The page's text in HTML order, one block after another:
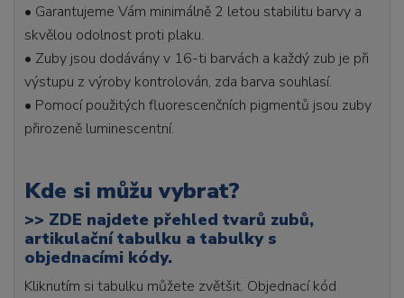
• Garantujeme Vám minimálně 2 letou stabilitu barvy a
skvělou odolnost proti plaku.
• Zuby jsou dodávány v 16-ti barvách a každý zub je při
výstupu z výroby kontrolován, zda barva souhlasí.
• Pomocí použitých fluorescenčních pigmentů jsou zuby
přirozeně luminescentní.
Kde si můžu vybrat?
>> ZDE najdete přehled tvarů zubů,
artikulační tabulku a tabulky s
objednacími kódy.
Kliknutím si tabulku můžete zvětšit. Objednací kód